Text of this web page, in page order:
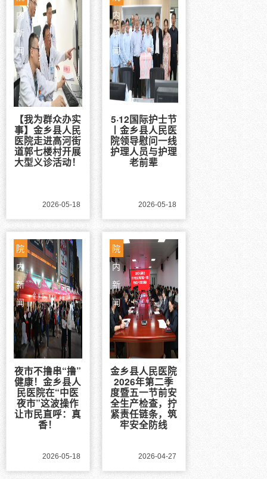
内
新
闻
【我为群众办实
事】金乡县人民
医院走进高河街
道郭七楼村开展
大型义诊活动！
2026-05-18
内
新
闻
5·12国际护士节
丨金乡县人民医
院领导慰问一线
护理人员与护理
老前辈
2026-05-18
院
内
新
闻
夜市不撸串“撸”
健康！金乡县人
民医院在“中医
夜市”这波操作
让市民直呼：真
香！
2026-05-18
院
内
新
闻
金乡县人民医院
2026年第二季
度暨五一节前安
全生产检查，拧
紧责任链条，筑
牢安全防线
2026-04-27